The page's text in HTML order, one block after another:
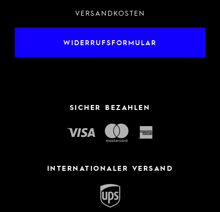
VERSANDKOSTEN
WIDERRUFSFORMULAR
SICHER BEZAHLEN
INTERNATIONALER VERSAND